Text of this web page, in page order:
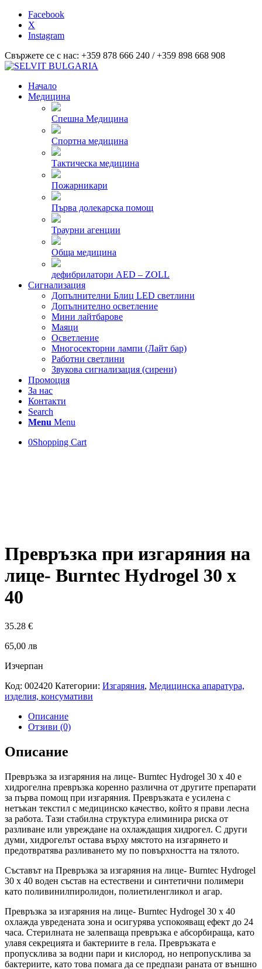
Facebook
X
Instagram
Свържете се с нас: +359 878 666 240 / +359 898 668 908
Начало
Медицина
Спешна Медицина
Спортна медицина
Тактическа медицина
Пожарникари
Първа долекарска помощ
Траурни агенции
Обща медицина
дефибрилатори AED – ZOLL
Сигнализация
Допълнителни Блиц LED светлини
Допълнително осветление
Мини лайтбарове
Маяци
Осветление
Многосекторни лампи (Лайт бар)
Работни светлини
Звукова сигнализация (сирени)
Промоция
За нас
Контакти
Search
Menu Menu
0Shopping Cart
Превръзка при изгаряния на
лице- Burntec Hydrogel 30 x
40
35.28 €
65,00 лв
Изчерпан
Код: 002420 Категории: Изгаряния, Медицинска апаратура,
изделия, консумативи
Описание
Отзиви (0)
Описание
Превръзка за изгаряния на лице- Burntec Hydrogel 30 x 40 e
хидрогелна превръзка коренно различна от другите препарати
за първа помощ при изгаряния. Превръзката е усилена с
нетъкан текстил с медицинско качество, който я прави лесна
за работа. Тази стабилна структура елиминира риска от
разливане или увреждане на охлаждащия хидрогел. С други
думи, хидрогелът остава върху мястото на изгарянето и
предотвратява разливането му по повърхността на тялото.
Съставът на Превръзка за изгаряния на лице- Burntec Hydrogel
30 x 40 воден състав на естествени и синтетични полимери
като поливинилпиролидон, полиетиленгликол и агар.
Превръзка за изгаряния на лице- Burntec Hydrogel 30 x 40
охлажда увредената зона и осигурява успокояващ ефект до 24
часа. Стерилната не залепваща превръзка е абсорбираща, като
улавя секрецията и бактериите в гела. Превръзката е
пропусклива за водни пари и кислород, но непропусклива за
бактериите, като това помага да се предпази раната от външно